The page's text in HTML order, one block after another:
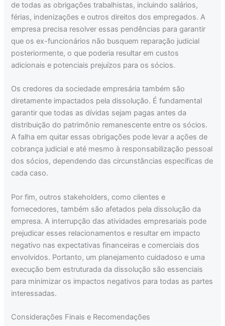
de todas as obrigações trabalhistas, incluindo salários,
férias, indenizações e outros direitos dos empregados. A
empresa precisa resolver essas pendências para garantir
que os ex-funcionários não busquem reparação judicial
posteriormente, o que poderia resultar em custos
adicionais e potenciais prejuízos para os sócios.
Os credores da sociedade empresária também são
diretamente impactados pela dissolução. É fundamental
garantir que todas as dívidas sejam pagas antes da
distribuição do patrimônio remanescente entre os sócios.
A falha em quitar essas obrigações pode levar a ações de
cobrança judicial e até mesmo à responsabilização pessoal
dos sócios, dependendo das circunstâncias específicas de
cada caso.
Por fim, outros stakeholders, como clientes e
fornecedores, também são afetados pela dissolução da
empresa. A interrupção das atividades empresariais pode
prejudicar esses relacionamentos e resultar em impacto
negativo nas expectativas financeiras e comerciais dos
envolvidos. Portanto, um planejamento cuidadoso e uma
execução bem estruturada da dissolução são essenciais
para minimizar os impactos negativos para todas as partes
interessadas.
Considerações Finais e Recomendações